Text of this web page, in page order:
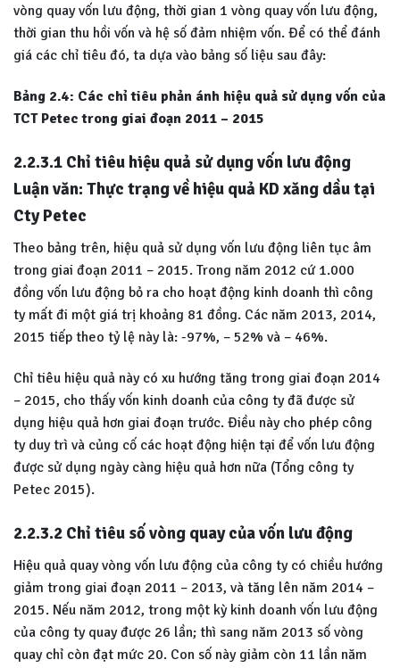
vòng quay vốn lưu động, thời gian 1 vòng quay vốn lưu động,
thời gian thu hồi vốn và hệ số đảm nhiệm vốn. Để có thể đánh
giá các chỉ tiêu đó, ta dựa vào bảng số liệu sau đây:
Bảng 2.4: Các chỉ tiêu phản ánh hiệu quả sử dụng vốn của
TCT Petec trong giai đoạn 2011 – 2015
2.2.3.1 Chỉ tiêu hiệu quả sử dụng vốn lưu động
Luận văn: Thực trạng về hiệu quả KD xăng dầu tại
Cty Petec
Theo bảng trên, hiệu quả sử dụng vốn lưu động liên tục âm
trong giai đoạn 2011 – 2015. Trong năm 2012 cứ 1.000
đồng vốn lưu động bỏ ra cho hoạt động kinh doanh thì công
ty mất đi một giá trị khoảng 81 đồng. Các năm 2013, 2014,
2015 tiếp theo tỷ lệ này là: -97%, – 52% và – 46%.
Chỉ tiêu hiệu quả này có xu hướng tăng trong giai đoạn 2014
– 2015, cho thấy vốn kinh doanh của công ty đã được sử
dụng hiệu quả hơn giai đoạn trước. Điều này cho phép công
ty duy trì và củng cố các hoạt động hiện tại để vốn lưu động
được sử dụng ngày càng hiệu quả hơn nữa (Tổng công ty
Petec 2015).
2.2.3.2 Chỉ tiêu số vòng quay của vốn lưu động
Hiệu quả quay vòng vốn lưu động của công ty có chiều hướng
giảm trong giai đoạn 2011 – 2013, và tăng lên năm 2014 –
2015. Nếu năm 2012, trong một kỳ kinh doanh vốn lưu động
của công ty quay được 26 lần; thì sang năm 2013 số vòng
quay chỉ còn đạt mức 20. Con số này giảm còn 11 lần năm